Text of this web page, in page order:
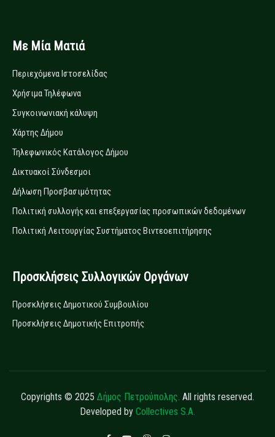
Με Μία Ματιά
Περιεχόμενα Ιστοσελίδας
Χρήσιμα Τηλέφωνα
Συγκοινωνιακή κάλυψη
Χάρτης Δήμου
Τηλεφωνικός Κατάλογος Δήμου
Δικτυακοί Σύνδεσμοι
Δήλωση Προσβασιμότητας
Πολιτική συλλογής και επεξεργασίας προσωπικών δεδομένων
Πολιτική Λειτουργίας Συστήματος Βιντεοεπιτήρησης
Προσκλήσεις Συλλογικών Οργάνων
Προσκλήσεις Δημοτικού Συμβουλίου
Προσκλήσεις Δημοτικής Επιτροπής
Copyrights © 2025 Δήμος Πετρούπολης. All rights reserved.
Developed by Collectives S.A.